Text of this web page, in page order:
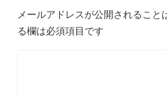
メールアドレスが公開されること
る欄は必須項目です